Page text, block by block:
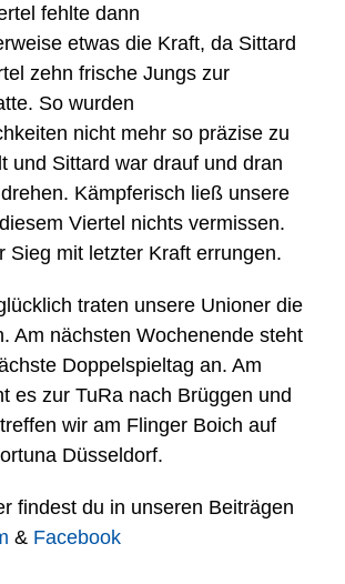
fehlte dann
etwas die Kraft, da Sittard
zehn frische Jungs zur
So wurden
nicht mehr so präzise zu
und Sittard war drauf und dran
Kämpferisch ließ unsere
Viertel nichts vermissen.
Sieg mit letzter Kraft errungen.
traten unsere Unioner die
Am nächsten Wochenende steht
Doppelspieltag an. Am
es zur TuRa nach Brüggen und
wir am Flinger Boich auf
Düsseldorf.
findest du in unseren Beiträgen
& Facebook